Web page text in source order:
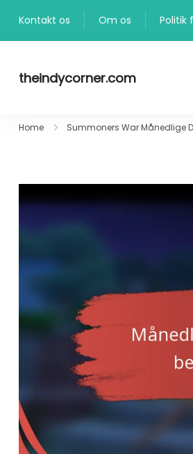
Kontakt os Om os Politik
theindycorner.com
Home Summoners War Månedlige